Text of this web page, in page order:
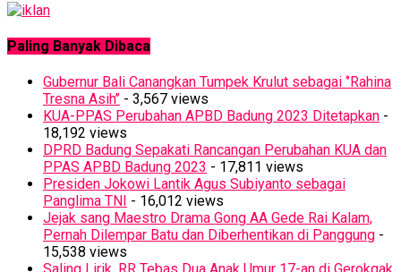
Paling Banyak Dibaca
Gubernur Bali Canangkan Tumpek Krulut sebagai ‘’Rahina
Tresna Asih’’ - 3,567 views
KUA-PPAS Perubahan APBD Badung 2023 Ditetapkan -
18,192 views
DPRD Badung Sepakati Rancangan Perubahan KUA dan
PPAS APBD Badung 2023 - 17,811 views
Presiden Jokowi Lantik Agus Subiyanto sebagai
Panglima TNI
- 16,012 views
Jejak sang Maestro Drama Gong AA Gede Rai Kalam,
Pernah Dilempar Batu dan Diberhentikan di Panggung -
15,538 views